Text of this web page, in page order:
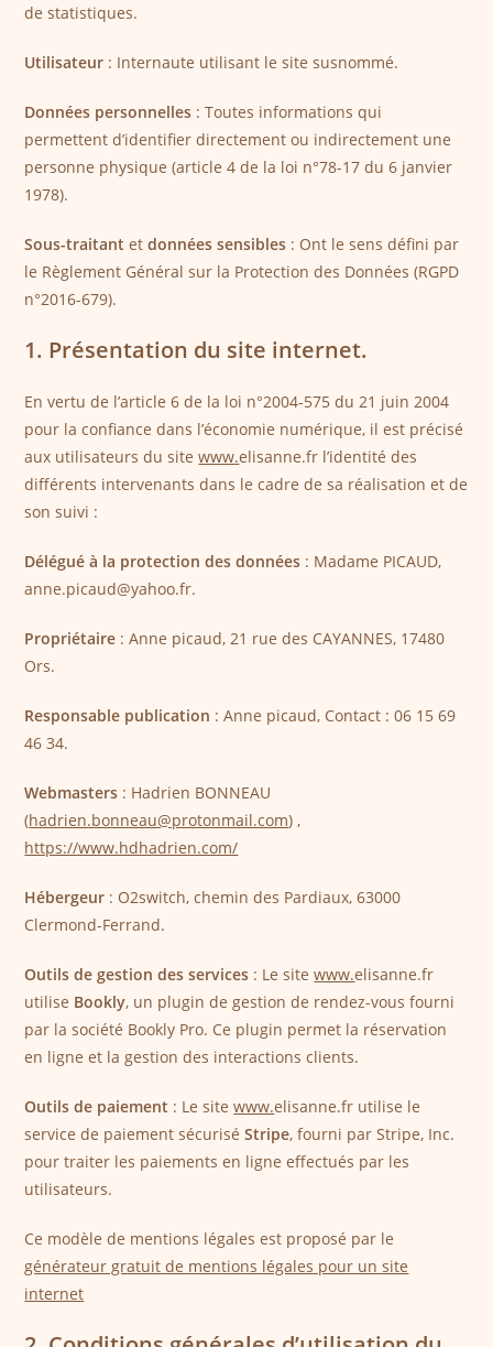
de statistiques.
Utilisateur : Internaute utilisant le site susnommé.
Données personnelles : Toutes informations qui
permettent d’identifier directement ou indirectement une
personne physique (article 4 de la loi n°78-17 du 6 janvier
1978).
Sous-traitant etdonnées sensibles : Ont le sens défini par
le Règlement Général sur la Protection des Données (RGPD
n°2016-679).
1. Présentation du site internet.
En vertu de l’article 6 de la loi n°2004-575 du 21 juin 2004
pour la confiance dans l’économie numérique, il est précisé
aux utilisateurs du sitewww.elisanne.fr l’identité des
différents intervenants dans le cadre de sa réalisation et de
son suivi :
Délégué à la protection des données : Madame PICAUD,
anne.picaud@yahoo.fr.
Propriétaire : Anne picaud, 21 rue des CAYANNES, 17480
Ors.
Responsable publication : Anne picaud, Contact : 06 15 69
46 34.
Webmasters : Hadrien BONNEAU
(hadrien.bonneau@protonmail.com) ,
https://www.hdhadrien.com/
Hébergeur : O2switch, chemin des Pardiaux, 63000
Clermond-Ferrand.
Outils de gestion des services : Le sitewww.elisanne.fr
utilise Bookly, un plugin de gestion de rendez-vous fourni
par la société Bookly Pro. Ce plugin permet la réservation
en ligne et la gestion des interactions clients.
Outils de paiement : Le sitewww.elisanne.fr utilise le
service de paiement sécuriséStripe, fourni par Stripe, Inc.
pour traiter les paiements en ligne effectués par les
utilisateurs.
Ce modèle de mentions légales est proposé par le
générateur gratuit de mentions légales pour un site
internet